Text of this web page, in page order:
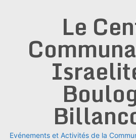
Le
Evénements et Activités de la